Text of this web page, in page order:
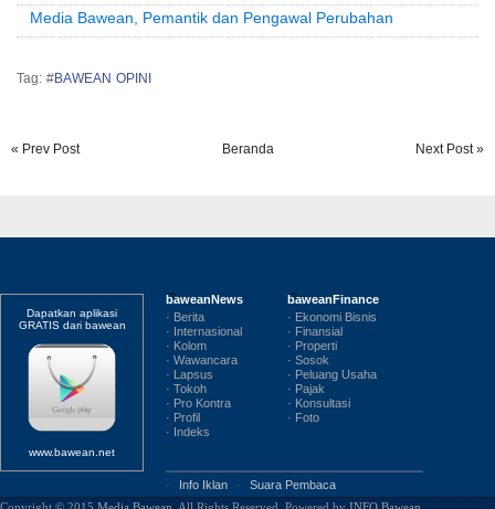
Media Bawean, Pemantik dan Pengawal Perubahan
Tag: #BAWEAN OPINI
« Prev Post Next Post »
Beranda
Dapatkan aplikasi
GRATIS dari bawean
www.bawean.net
baweanNews
· Berita
· Internasional
· Kolom
· Wawancara
· Lapsus
· Tokoh
· Pro Kontra
· Profil
· Indeks
baweanFinance
· Ekonomi Bisnis
· Finansial
· Properti
· Sosok
· Peluang Usaha
· Pajak
· Konsultasi
· Foto
· Info Iklan ·
Suara Pembaca